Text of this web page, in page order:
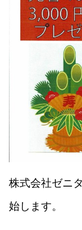
株式会社ゼニ
始します。